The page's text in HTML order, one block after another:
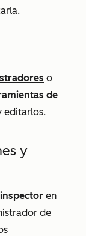
o
de
editarlos.
y
inspector en
de